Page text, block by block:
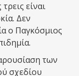
είναι
Δεν
ο Παγκόσμιος
των
σχεδίου